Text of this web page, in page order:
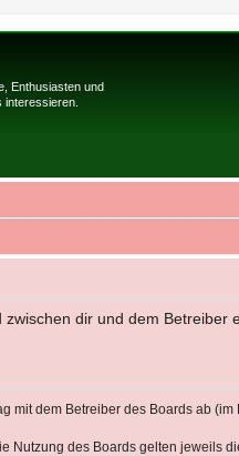
Enthusiasten und
interessieren.
dir und dem Betreiber
mit dem Betreiber des Boards ab
Nutzung des Boards gelten jeweils